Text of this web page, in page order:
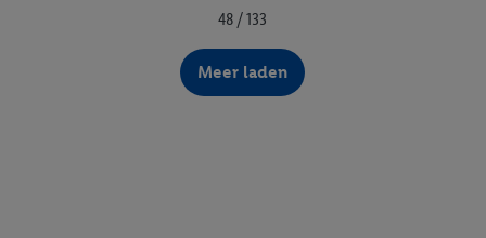
48 / 133
Meer laden